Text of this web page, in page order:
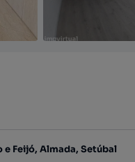
e Feijó, Almada, Setúbal